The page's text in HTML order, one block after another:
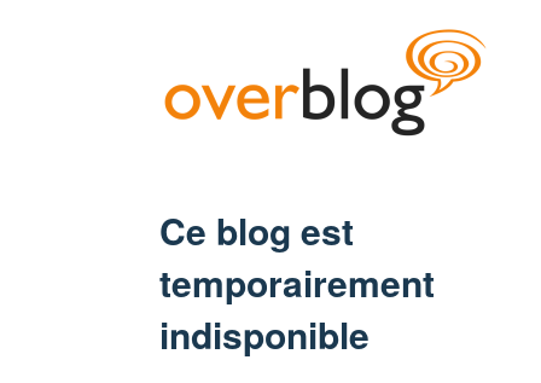
Ce blog est
temporairement
indisponible